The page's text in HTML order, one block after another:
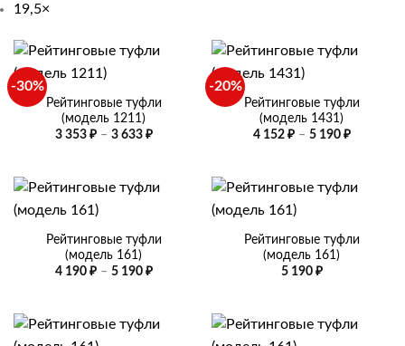
19,5×
-30%
Рейтинговые туфли
(модель 1211)
3 353 ₽ – 3 633 ₽Диапазон
3
-20%
Рейтинговые туфли
(модель 1431)
4 152 ₽ – 5 190 ₽
5
Рейтинговые туфли
(модель 161)
4 190 ₽ – 5 190 ₽Диапазон
5
Рейтинговые туфли
(модель 161)
5 190 ₽